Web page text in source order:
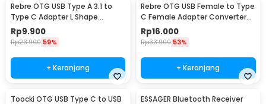
Rebre OTG USB Type A 3.1 to
Type C Adapter L Shape
10Gbps 120W - RB15
Rp9.900
Rp23.900 59%
+ Keranjang
Rebre OTG USB Female to Type
C Female Adapter Converter
10Gbps 120W - RB17
Rp16.000
Rp33.900 53%
+ Keranjang
Toocki OTG USB Type C to USB
ESSAGER Bluetooth Receiver